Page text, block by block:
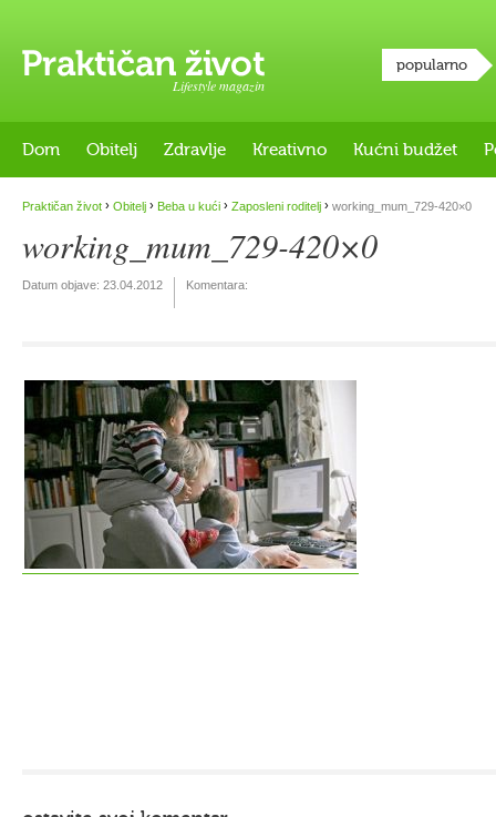
Lifestyle magazin
popularno
Dom Obitelj Zdravlje Kreativno Kućni budžet
Praktičan život › Obitelj › Beba u kući › Zaposleni roditelj › working_mum_729-420×0
working_mum_729-420×0
Datum objave: 23.04.2012 Komentara: